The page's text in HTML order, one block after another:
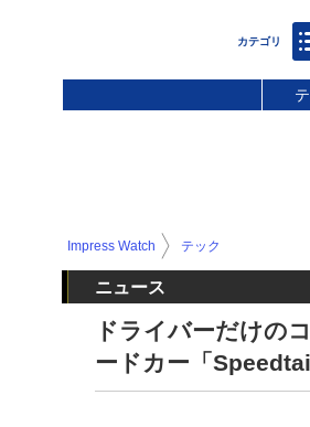
Impress Watch テック
ニュース
ドライバーだけの
ードカー「